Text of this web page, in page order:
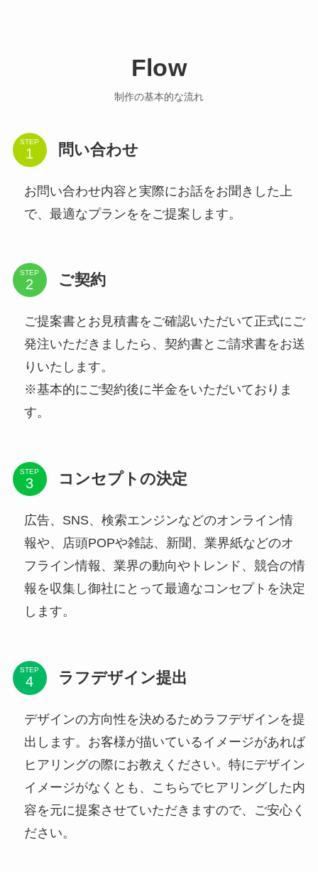
Flow
制作の基本的な流れ
STEP 問い合わせ
お問い合わせ内容と実際にお話をお聞きした上
で、最適なプランををご提案します。
STEP ご契約
ご提案書とお見積書をご確認いただいて正式にご
発注いただきましたら、契約書とご請求書をお送
りいたします。
※基本的にご契約後に半金をいただいておりま
す。
STEP コンセプトの決定
広告、SNS、検索エンジンなどのオンライン情
報や、店頭POPや雑誌、新聞、業界紙などのオ
フライン情報、業界の動向やトレンド、競合の情
報を収集し御社にとって最適なコンセプトを決定
します。
STEP ラフデザイン提出
デザインの方向性を決めるためラフデザインを提
出します。お客様が描いているイメージがあれば
ヒアリングの際にお教えください。特にデザイン
イメージがなくとも、こちらでヒアリングした内
容を元に提案させていただきますので、ご安心く
ださい。